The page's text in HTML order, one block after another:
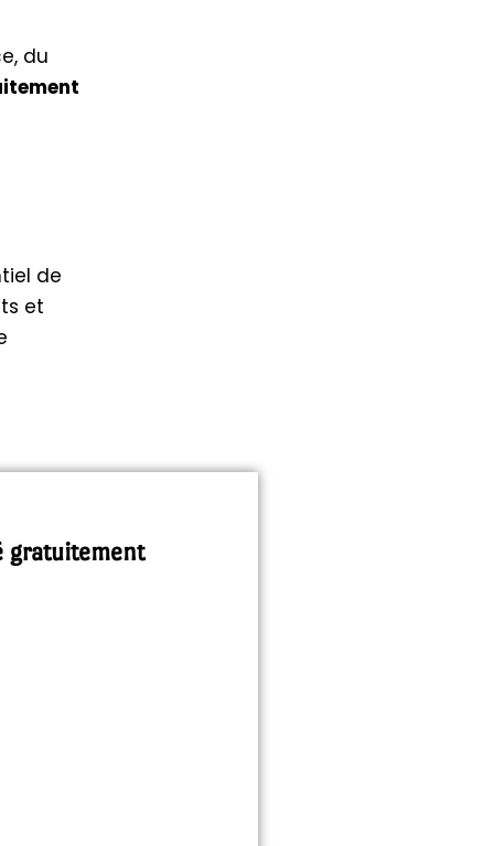
du
de
et
gratuitement